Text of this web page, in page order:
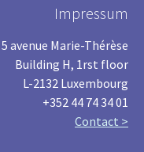
Impressum
5 avenue Marie-Thérèse
Building H, 1rst floor
L-2132 Luxembourg
+352 44 74 34 01
Contact >